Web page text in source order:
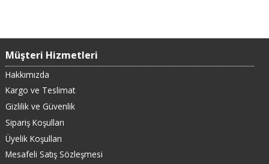
Müşteri Hizmetleri
Hakkımızda
Kargo ve Teslimat
Gizlilik ve Güvenlik
Sipariş Koşulları
Üyelik Koşulları
Mesafeli Satış Sözleşmesi